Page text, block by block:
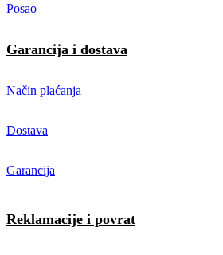
Posao
Garancija i dostava
Način plaćanja
Dostava
Garancija
Reklamacije i povrat